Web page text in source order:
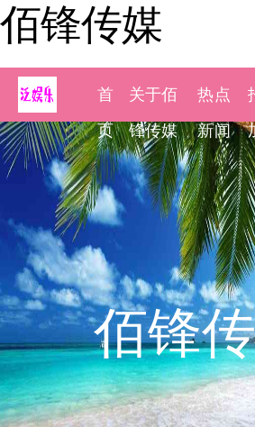
佰锋传媒
首
页
关于佰
锋传媒
热点
新闻
佰锋